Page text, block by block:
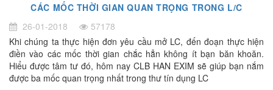
CÁC MỐC THỜI GIAN QUAN TRỌNG TRONG L/C
26-01-2018
57178
Khi chúng ta thực hiện đơn yêu cầu mở LC, đến đoạn thực hiện
điền vào các mốc thời gian chắc hẳn không ít bạn băn khoăn.
Hiểu được tâm tư đó, hôm nay CLB HAN EXIM sẽ giúp bạn nắm
được ba mốc quan trọng nhất trong thư tín dụng LC